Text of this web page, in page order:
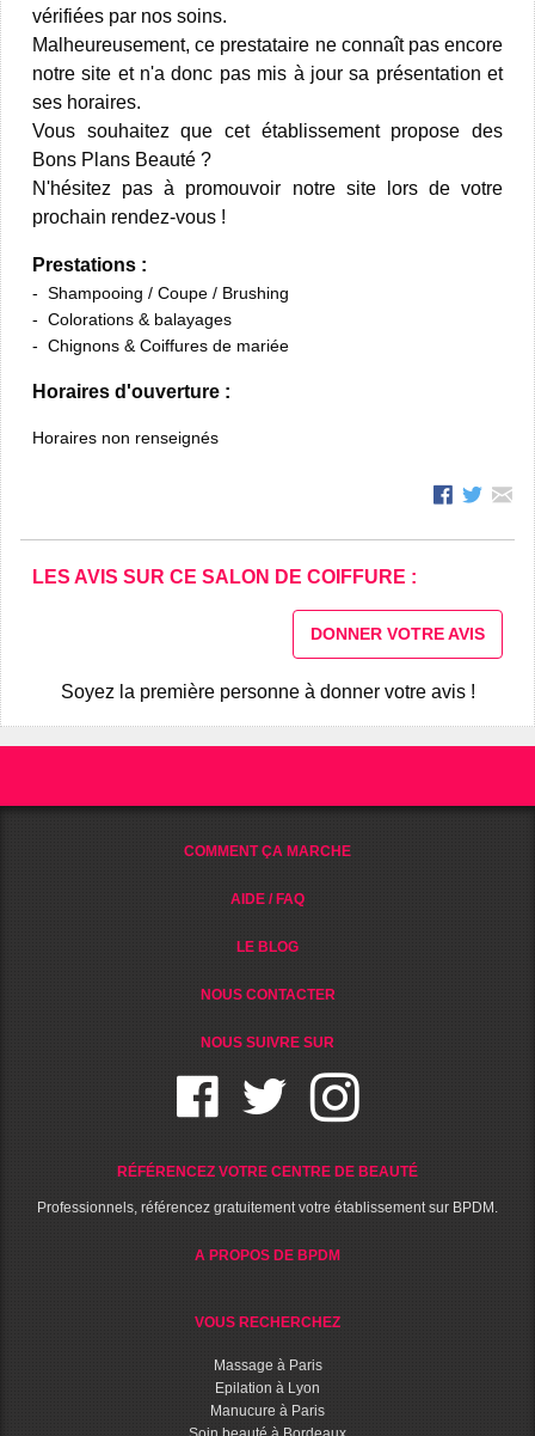
vérifiées par nos soins.
Malheureusement, ce prestataire ne connaît pas encore
notre site et n'a donc pas mis à jour sa présentation et
ses horaires.
Vous souhaitez que cet établissement propose des
Bons Plans Beauté ?
N'hésitez pas à promouvoir notre site lors de votre
prochain rendez-vous !
Prestations :
Shampooing / Coupe / Brushing
Colorations & balayages
Chignons & Coiffures de mariée
Horaires d'ouverture :
Horaires non renseignés
LES AVIS SUR CE SALON DE COIFFURE :
DONNER VOTRE AVIS
Soyez la première personne à donner votre avis !
COMMENT ÇA MARCHE
AIDE / FAQ
LE BLOG
NOUS CONTACTER
NOUS SUIVRE SUR
RÉFÉRENCEZ VOTRE CENTRE DE BEAUTÉ
Professionnels, référencez gratuitement votre établissement sur BPDM.
A PROPOS DE BPDM
VOUS RECHERCHEZ
Massage à Paris
Epilation à Lyon
Manucure à Paris